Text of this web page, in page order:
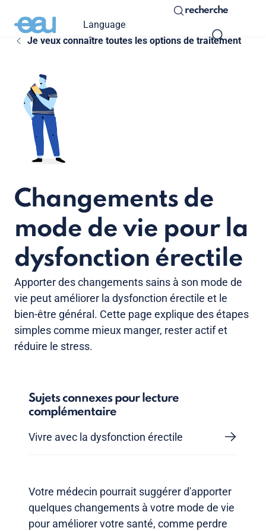
Language
recherche
Je veux connaître toutes les options de traitement
Changements de
mode de vie pour la
dysfonction érectile
Apporter des changements sains à son mode de
vie peut améliorer la dysfonction érectile et le
bien-être général. Cette page explique des étapes
simples comme mieux manger, rester actif et
réduire le stress.
Sujets connexes pour lecture
complémentaire
Vivre avec la dysfonction érectile
Votre médecin pourrait suggérer d'apporter
quelques changements à votre mode de vie
pour améliorer votre santé, comme perdre